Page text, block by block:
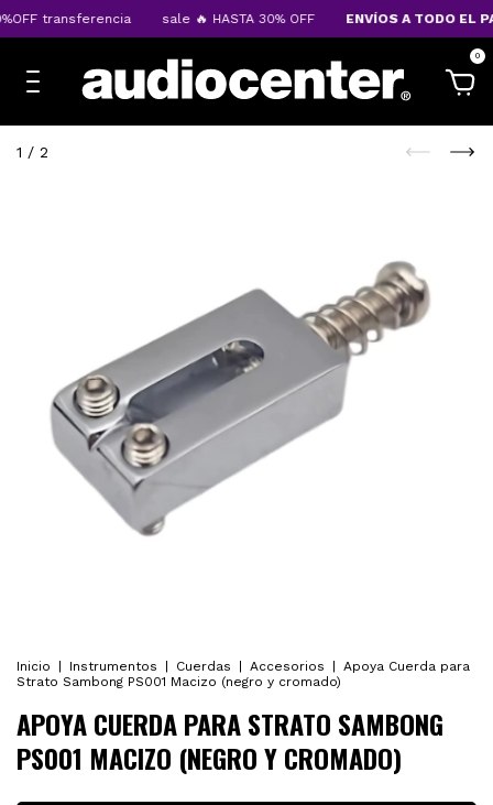
transferencia sale 🔥 HASTA 30% OFF ENVÍOS A TODO EL
0
1 / 2
Inicio Instrumentos Cuerdas Accesorios
Apoya Cuerda para
Strato Sambong PS001 Macizo (negro y cromado)
APOYA CUERDA PARA STRATO SAMBONG
PS001 MACIZO (NEGRO Y CROMADO)